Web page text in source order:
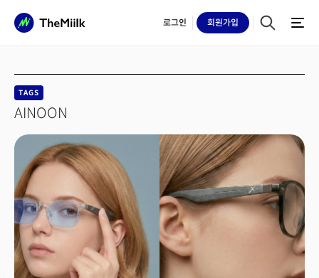
로그인 회원가입
TAGS
AINOON